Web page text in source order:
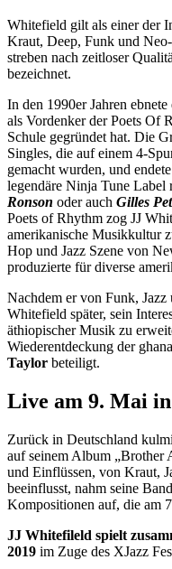
Whitefield gilt als einer der
Kraut, Deep, Funk und
streben nach zeitloser
bezeichnet.
In den 1990er Jahren
als Vordenker der Poets Of
Schule gegründet hat. Die
Singles, die auf einem 4-
gemacht wurden, und
legendäre Ninja Tune Label
Ronson oder auch Gilles
Poets of Rhythm zog JJ
amerikanische Musikkultur
Hop und Jazz Szene von
produzierte für diverse
Nachdem er von Funk, Jazz
Whitefield später, sein
äthiopischer Musik zu
Wiederentdeckung der
Taylor beteiligt.
Live am 9. Mai
Zurück in Deutschland
auf seinem Album „Brother
und Einflüssen, von Kraut,
beeinflusst, nahm seine
Kompositionen auf, die am
JJ Whitefileld spielt
2019 im Zuge des XJazz